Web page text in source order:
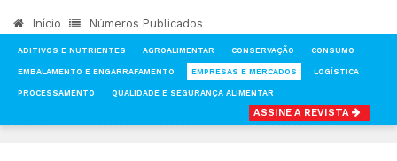
Início Números Publicados
ADITIVOS E NUTRIENTES AGROALIMENTAR CONSERVAÇÃO CONSUMO
EMBALAMENTO E ENGARRAFAMENTO EMPRESAS E MERCADOS LOGÍSTICA
PROCESSAMENTO QUALIDADE E SEGURANÇA ALIMENTAR
ASSINE A REVISTA